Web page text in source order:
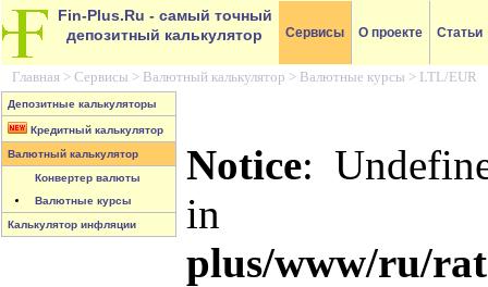
Fin-Plus.Ru - самый точный
депозитный калькулятор
Сервисы О проекте Статьи
Главная > Сервисы > Валютный калькулятор > Валютные курсы > LTL/EUR
Депозитные калькуляторы
Кредитный калькулятор
Валютный калькулятор
Конвертер валюты
Валютные курсы
Калькулятор инфляции
Notice:
plus/www/ru/